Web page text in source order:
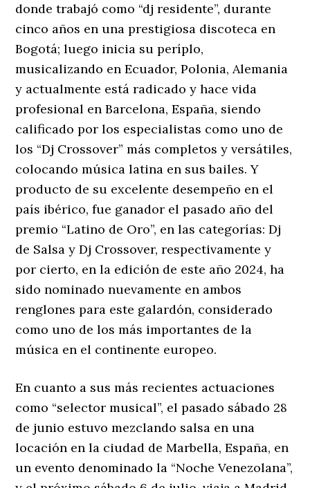
donde trabajó como “dj residente”, durante
cinco años en una prestigiosa discoteca en
Bogotá; luego inicia su períplo,
musicalizando en Ecuador, Polonia, Alemania
y actualmente está radicado y hace vida
profesional en Barcelona, España, siendo
calificado por los especialistas como uno de
los “Dj Crossover” más completos y versátiles,
colocando música latina en sus bailes. Y
producto de su excelente desempeño en el
país ibérico, fue ganador el pasado año del
premio “Latino de Oro”, en las categorías: Dj
de Salsa y Dj Crossover, respectivamente y
por cierto, en la edición de este año 2024, ha
sido nominado nuevamente en ambos
renglones para este galardón, considerado
como uno de los más importantes de la
música en el continente europeo.
En cuanto a sus más recientes actuaciones
como “selector musical”, el pasado sábado 28
de junio estuvo mezclando salsa en una
locación en la ciudad de Marbella, España, en
un evento denominado la “Noche Venezolana”,